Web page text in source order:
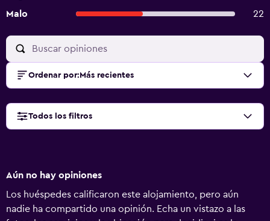
Malo
22
Ordenar por: Más recientes
Todos los filtros
Aún no hay opiniones
Los huéspedes calificaron este alojamiento, pero aún
nadie ha compartido una opinión. Echa un vistazo a las